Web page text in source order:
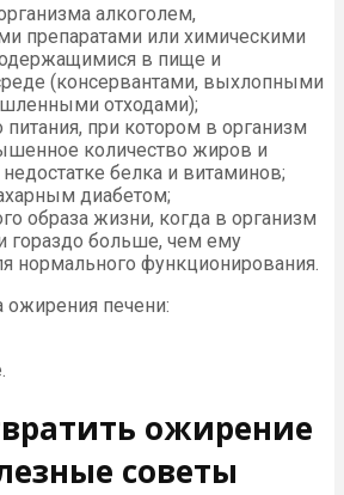
алкоголем,
препаратами или химическими
в пище и
(консервантами, выхлопными
отходами);
питания, при котором в организм
количество жиров и
белка и витаминов;
диабетом;
образа жизни, когда в организм
гораздо больше, чем ему
нормального функционирования.
ожирения печени:
ожирение
советы